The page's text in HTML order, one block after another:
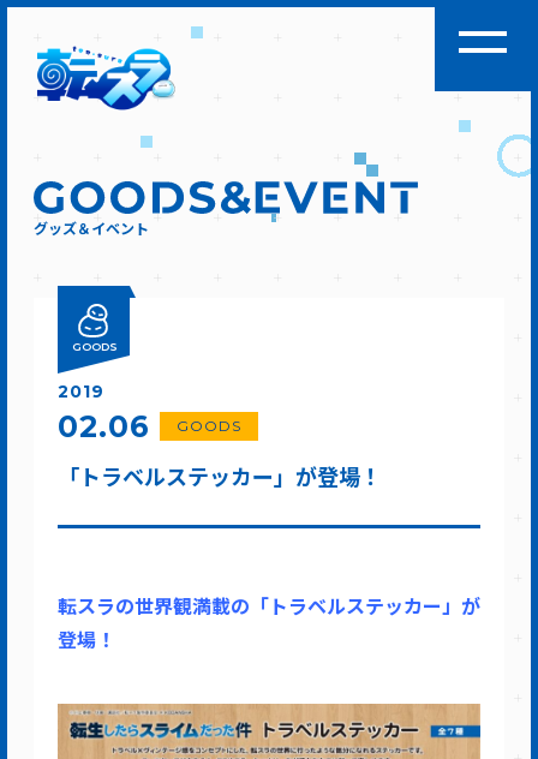
グッズ＆イベント
GOODS
「トラベルステッカー」が登場！
GOODS
2019
02.06
転スラの世界観満載の「トラベルステッカー」が
登場！